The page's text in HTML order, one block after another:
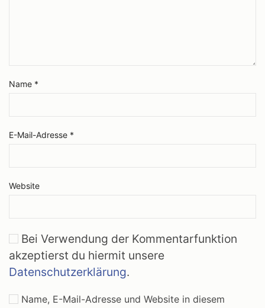
Name *
E-Mail-Adresse *
Website
Bei Verwendung der Kommentarfunktion
akzeptierst du hiermit unsere
Datenschutzerklärung.
Name, E-Mail-Adresse und Website in diesem